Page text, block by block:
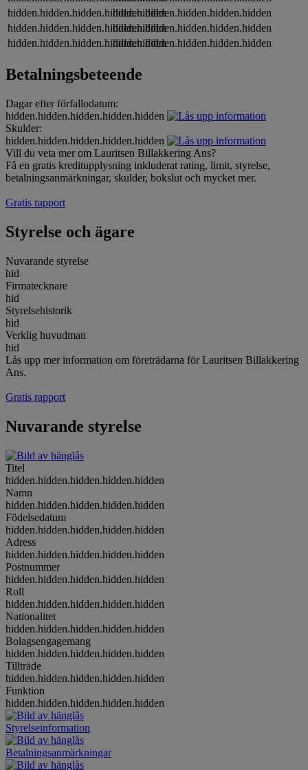
hidden.hidden.hidden.hidden.hiddenhidden.hidden.hidden.hidden.hidden
hidden.hidden.hidden.hidden.hiddenhidden.hidden.hidden.hidden.hidden
hidden.hidden.hidden.hidden.hiddenhidden.hidden.hidden.hidden.hidden
Betalningsbeteende
Dagar efter förfallodatum:
hidden.hidden.hidden.hidden.hidden
Skulder:
hidden.hidden.hidden.hidden.hidden
Vill du veta mer om Lauritsen Billakkering Ans?
Få en gratis kreditupplysning inkluderat rating, limit, styrelse,
betalningsanmärkningar, skulder, bokslut och mycket mer.
Gratis rapport
Styrelse och ägare
Nuvarande styrelse
hid
Firmatecknare
hid
Styrelsehistorik
hid
Verklig huvudman
hid
Lås upp mer information om företrädarna för Lauritsen Billakkering
Ans.
Gratis rapport
Nuvarande styrelse
Titel
hidden.hidden.hidden.hidden.hidden
Namn
hidden.hidden.hidden.hidden.hidden
Födelsedatum
hidden.hidden.hidden.hidden.hidden
Adress
hidden.hidden.hidden.hidden.hidden
Postnummer
hidden.hidden.hidden.hidden.hidden
Roll
hidden.hidden.hidden.hidden.hidden
Nationalitet
hidden.hidden.hidden.hidden.hidden
Bolagsengagemang
hidden.hidden.hidden.hidden.hidden
Tillträde
hidden.hidden.hidden.hidden.hidden
Funktion
hidden.hidden.hidden.hidden.hidden
Styrelseinformation
Betalningsanmärkningar